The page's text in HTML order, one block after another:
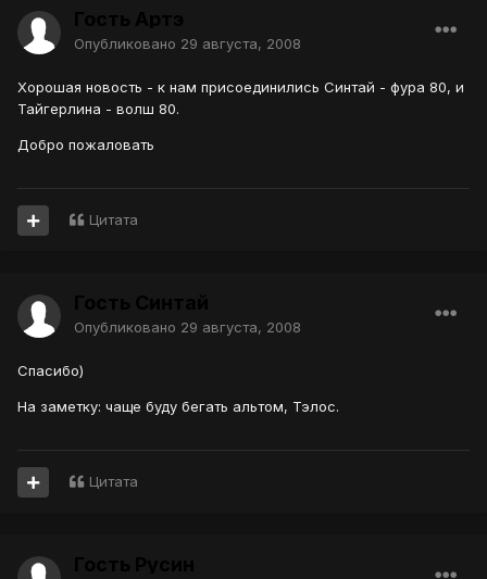
Опубликовано 29 августа, 2008
Хорошая новость - к нам присоединились Синтай - фура 80, и
Тайгерлина - волш 80.
Добро пожаловать
Цитата
Опубликовано 29 августа, 2008
Спасибо)
На заметку: чаще буду бегать альтом, Тэлос.
Цитата